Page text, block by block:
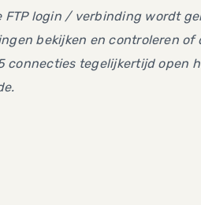
FTP login / verbinding wordt
bekijken en controleren
connecties tegelijkertijd open